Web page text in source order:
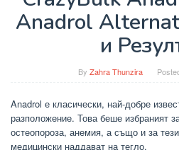
Anadrol
и
By Zahra Thunzira
Anadrol е класически, най-добре
разположение. Това беше избраният
остеопороза, анемия, а също и за
медицински наддават на тегло.